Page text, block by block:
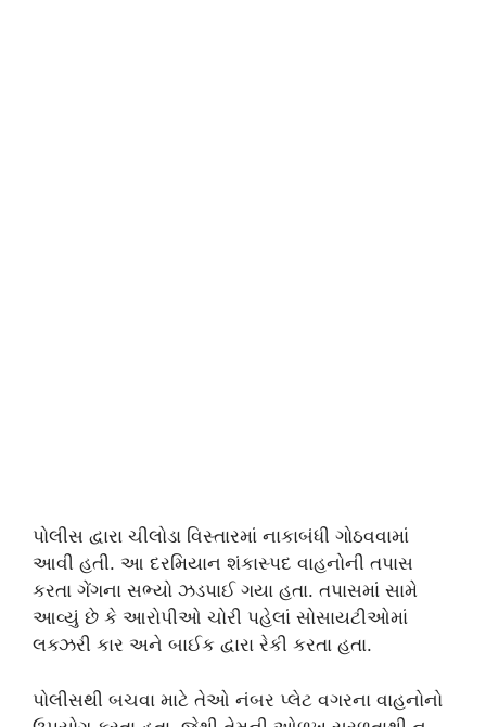
પોલીસ દ્વારા ચીલોડા વિસ્તારમાં નાકાબંધી ગોઠવવામાં
આવી હતી. આ દરમિયાન શંકાસ્પદ વાહનોની તપાસ
કરતા ગેંગના સભ્યો ઝડપાઈ ગયા હતા. તપાસમાં સામે
આવ્યું છે કે આરોપીઓ ચોરી પહેલાં સોસાયટીઓમાં
લક્ઝરી કાર અને બાઈક દ્વારા રેકી કરતા હતા.
પોલીસથી બચવા માટે તેઓ નંબર પ્લેટ વગરના વાહનોનો